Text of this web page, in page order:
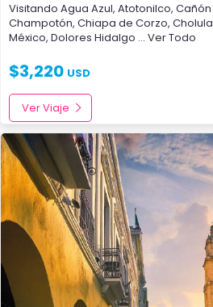
Visitando Agua Azul, Atotonilco,
Champotón, Chiapa de Corzo, Cholula
México, Dolores Hidalgo ... Ver Todo
$3,220 USD
Ver Viaje